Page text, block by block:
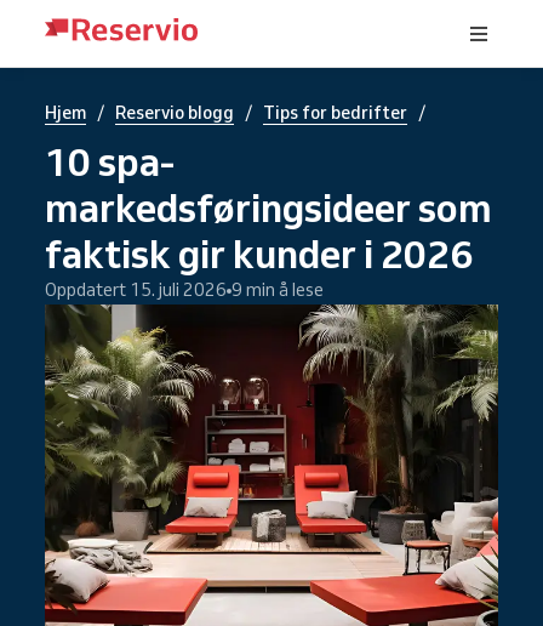
Hjem / Reservio blogg / Tips for bedrifter /
10 spa-
markedsføringsideer som
faktisk gir kunder i 2026
Oppdatert 15. juli 2026 9 min å lese